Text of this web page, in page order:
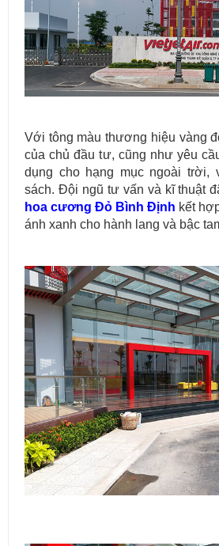
Với tông màu thương hiệu vàng
của chủ đầu tư, cũng như yêu
dụng cho hạng mục ngoài trời,
sách. Đội ngũ tư vấn và kĩ thuật
hoa cương Đỏ Bình Định kết
ánh xanh cho hành lang và bậc